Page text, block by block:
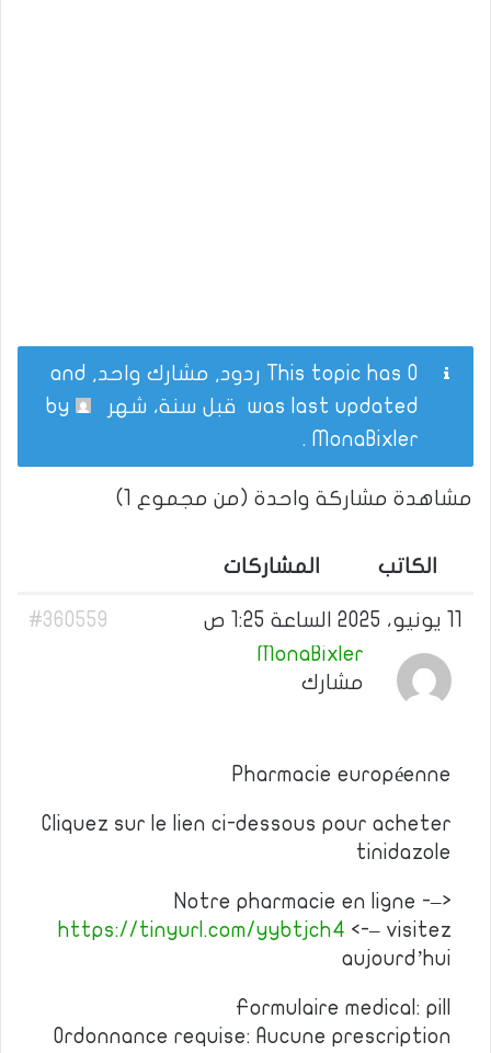
This topic has 0 ردود, مشارك واحد, and
was last updated قبل سنة، شهر
MonaBixler
.
مشاهدة مشاركة واحدة (من مجموع 1)
الكاتب المشاركات
#360559
MonaBixler
مشارك
Pharmacie européenne
Cliquez sur le lien ci-dessous pour acheter
tinidazole
Notre pharmacie en ligne -–>
https://tinyurl.com/yybtjch4 <-– visitez
aujourd’hui
Formulaire medical: pill
Ordonnance requise: Aucune prescription